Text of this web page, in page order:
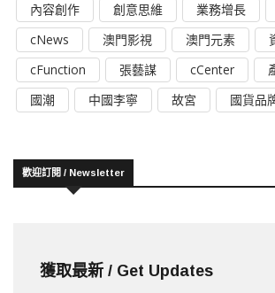
內容創作
創意思維 業務增長
cNews
澳門影視 澳門元素
cFunction
張藝謀 cCenter
國潮
中國李寧 故宮 國貨品
歡迎訂閱 / Newsletter
獲取最新 / Get Updates